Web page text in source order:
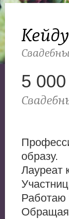
5
образу.
Лауреат
Работаю